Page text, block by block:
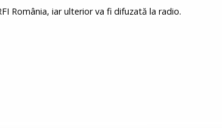
România, iar ulterior va fi difuzată la radio.